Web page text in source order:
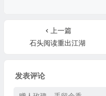
上一篇
石头阅读重出江湖
发表评论